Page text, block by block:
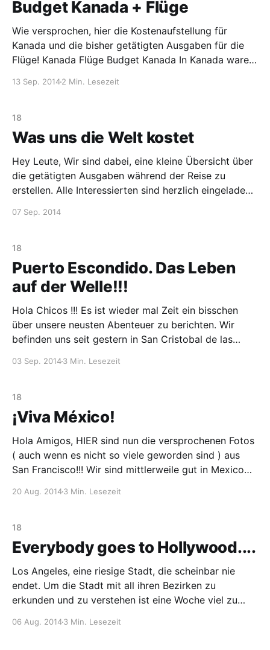
Budget Kanada + Flüge
Wie versprochen, hier die Kostenaufstellung für
Kanada und die bisher getätigten Ausgaben für die
Flüge! Kanada Flüge Budget Kanada In Kanada waren
wir einen Mietwagen, mit dem wir die National Parks
Tage haben wir in
13 Sep. 20142 Min. Lesezeit
18
Was uns die Welt kostet
Hey Leute, Wir sind dabei, eine kleine Übersicht über
die getätigten Ausgaben während der Reise zu
erstellen. Alle Interessierten sind herzlich eingeladen,
„Mexico“ neigt sich langsam dem Ende zu. Eine
@Mascha und Sascha: Wir freuen uns
07 Sep. 2014
18
Puerto Escondido. Das Leben
auf der Welle!!!
Hola Chicos !!! Es ist wieder mal Zeit ein bisschen
über unsere neusten Abenteuer zu berichten. Wir
befinden uns seit gestern in San Cristobal de las
MONATE (!!!!) unterwegs. Unglaublich wie die Zeit
unserer
03 Sep. 20143 Min. Lesezeit
18
¡Viva México!
Hola Amigos, HIER sind nun die versprochenen Fotos
( auch wenn es nicht so viele geworden sind ) aus
San Francisco!!! Wir sind mittlerweile gut in Mexico
kannst. 🙂 Mexico City war eine tolle Stadt. Zu
unwohl gefühlt.
20 Aug. 20143 Min. Lesezeit
18
Everybody goes to Hollywood....
Los Angeles, eine riesige Stadt, die scheinbar nie
endet. Um die Stadt mit all ihren Bezirken zu
erkunden und zu verstehen ist eine Woche viel zu
und sind mit dem Auto durch die Straßen von LA
06 Aug. 20143 Min. Lesezeit